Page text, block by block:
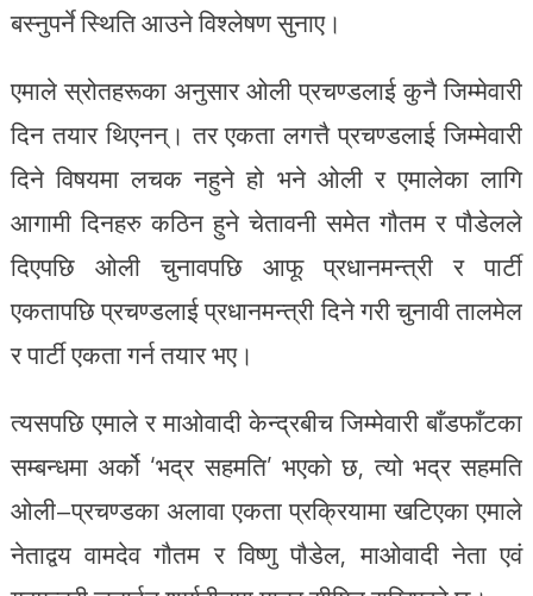
बस्नुपर्ने स्थिति आउने विश्लेषण सुनाए।
एमाले स्रोतहरूका अनुसार ओली प्रचण्डलाई कुनै जिम्मेवारी
दिन तयार थिएनन्। तर एकता लगत्तै प्रचण्डलाई जिम्मेवारी
दिने विषयमा लचक नहुने हो भने ओली र एमालेका लागि
आगामी दिनहरु कठिन हुने चेतावनी समेत गौतम र पौडेलले
दिएपछि ओली चुनावपछि आफू प्रधानमन्त्री र पार्टी
एकतापछि प्रचण्डलाई प्रधानमन्त्री दिने गरी चुनावी तालमेल
र पार्टी एकता गर्न तयार भए।
त्यसपछि एमाले र माओवादी केन्द्रबीच जिम्मेवारी बाँडफाँटका
सम्बन्धमा अर्को ‘भद्र सहमति’ भएको छ, त्यो भद्र सहमति
ओली–प्रचण्डका अलावा एकता प्रक्रियामा खटिएका एमाले
नेताद्वय वामदेव गौतम र विष्णु पौडेल, माओवादी नेता एवं